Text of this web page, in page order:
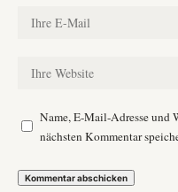
Name, E-Mail-Adresse und
nächsten Kommentar